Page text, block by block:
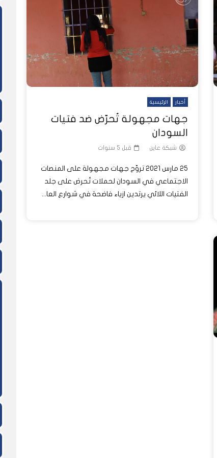
العربية.. كيف دفعت الحرب
إلى ذروتها؟
نشرة أخبار عاين الأسبوعية
شاهد لاحقاً
تضع ملايين السودانيين
والجوع
جروحٌ لا تُرى.. حرب السودان تمتد إلى
الصحة النفسية للملايين
أخبار الرئيسية
جهات مجهولة تُحرّض ضد فتيات
السودان
شبكة عاين قبل 5 سنوات
25 مارس 2021 تروّج جهات مجهولة على المنصات
الاجتماعي في السودان لحملات تُحرض على جلد
الفتيات اللائي يرتدين ازياء فاضحة في شوارع العا...